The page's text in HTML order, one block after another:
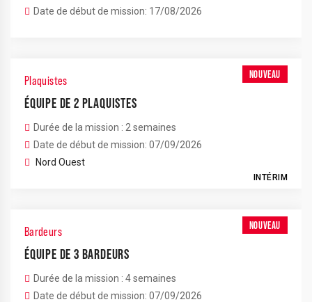
Date de début de mission: 17/08/2026
NOUVEAU
Plaquistes
ÉQUIPE DE 2 PLAQUISTES
Durée de la mission : 2 semaines
Date de début de mission: 07/09/2026
Nord Ouest
INTÉRIM
NOUVEAU
Bardeurs
ÉQUIPE DE 3 BARDEURS
Durée de la mission : 4 semaines
Date de début de mission: 07/09/2026